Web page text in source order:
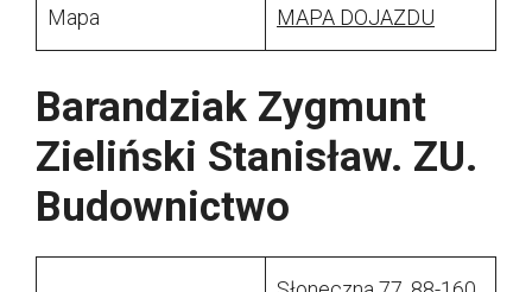
Mapa MAPA DOJAZDU
Barandziak Zygmunt
Zieliński Stanisław. ZU.
Budownictwo